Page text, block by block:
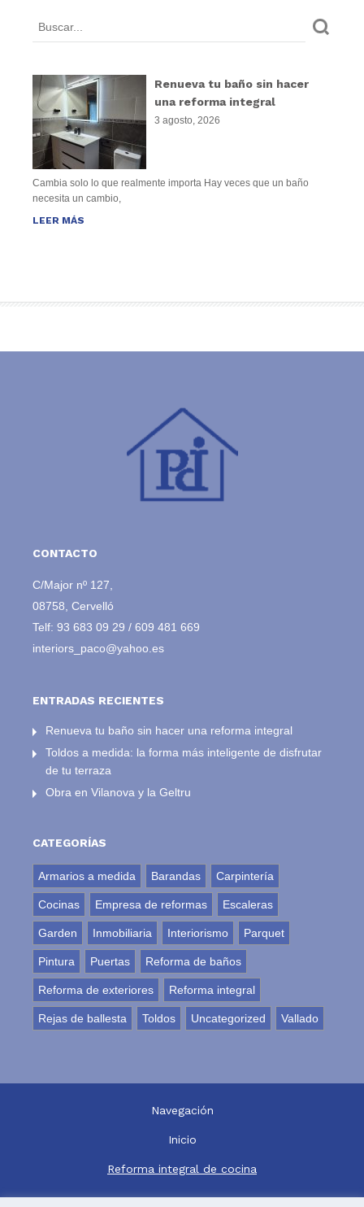
Renueva tu baño sin hacer
una reforma integral
3 agosto, 2026
Cambia solo lo que realmente importa Hay veces que un baño
necesita un cambio,
LEER MÁS
CONTACTO
C/Major nº 127,
08758, Cervelló
Telf: 93 683 09 29 / 609 481 669
interiors_paco@yahoo.es
ENTRADAS RECIENTES
Renueva tu baño sin hacer una reforma integral
Toldos a medida: la forma más inteligente de disfrutar
de tu terraza
Obra en Vilanova y la Geltru
CATEGORÍAS
Armarios a medida Barandas Carpintería
Cocinas Empresa de reformas Escaleras
Garden Inmobiliaria Interiorismo Parquet
Pintura Puertas Reforma de baños
Reforma de exteriores Reforma integral
Rejas de ballesta Toldos Uncategorized Vallado
Navegación
Inicio
Reforma integral de cocina